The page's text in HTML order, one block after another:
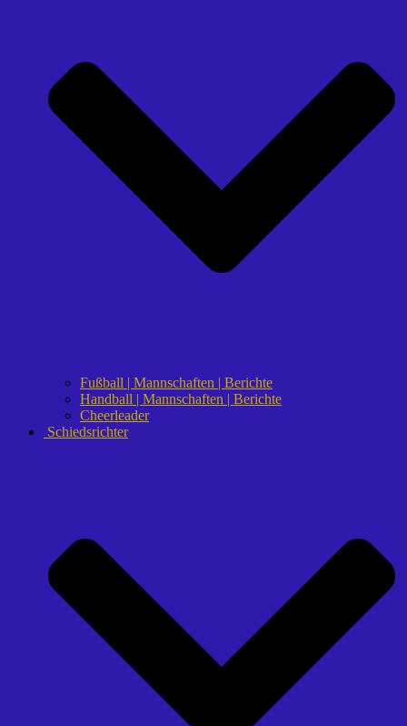
Fußball | Mannschaften | Berichte
Handball | Mannschaften | Berichte
Cheerleader
Schiedsrichter